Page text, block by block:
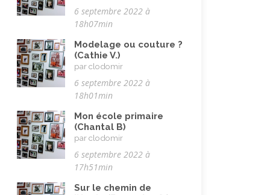
Parents (être) (19)
(10)
Religion, valeurs et éthique (33)
Rencontres interculturelles
Retraite (4)
Rêves (12)
Solidarité (24)
Solitude (8)
Technologie (évolution)
6 septembre 2022 à
18h07min
Modelage ou couture ?
(Cathie V.)
par clodomir
6 septembre 2022 à
18h01min
Mon école primaire
(Chantal B)
par clodomir
6 septembre 2022 à
17h51min
Sur le chemin de